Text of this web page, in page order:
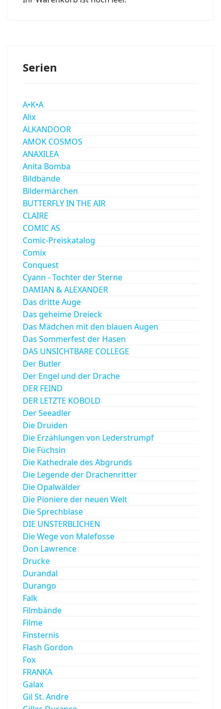
Serien
A•K•A
Alix
ALKANDOOR
AMOK COSMOS
ANAXILEA
Anita Bomba
Bildbände
Bildermärchen
BUTTERFLY IN THE AIR
CLAIRE
COMIC AS
Comic-Preiskatalog
Comix
Conquest
Cyann - Tochter der Sterne
DAMIAN & ALEXANDER
Das dritte Auge
Das geheime Dreieck
Das Mädchen mit den blauen Augen
Das Sommerfest der Hasen
DAS UNSICHTBARE COLLEGE
Der Butler
Der Engel und der Drache
DER FEIND
DER LETZTE KOBOLD
Der Seeadler
Die Druiden
Die Erzählungen von Lederstrumpf
Die Füchsin
Die Kathedrale des Abgrunds
Die Legende der Drachenritter
Die Opalwälder
Die Pioniere der neuen Welt
Die Sprechblase
DIE UNSTERBLICHEN
Die Wege von Malefosse
Don Lawrence
Drucke
Durandal
Durango
Falk
Filmbände
Filme
Finsternis
Flash Gordon
Fox
FRANKA
Galax
Gil St. Andre